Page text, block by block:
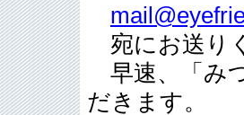
宛にお送り
早速、「み
だきます。